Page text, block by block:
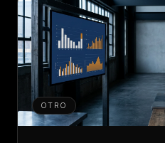
OTRO